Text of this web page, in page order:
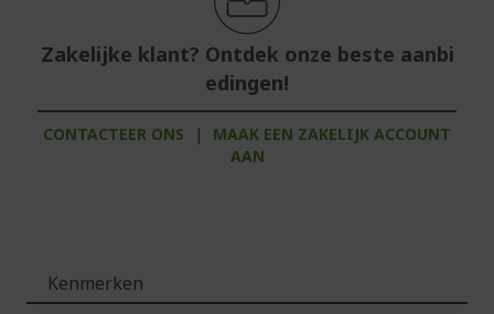
Zakelijke klant? Ontdek onze beste aanbi
edingen!
CONTACTEER ONS |
MAAK EEN ZAKELIJK ACCOUNT
AAN
Kenmerken